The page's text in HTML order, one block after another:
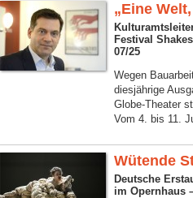
„Eine
Festival
07/25
Wegen
diesjährige
Globe-Theater
Vom 4. bis 11.
Wütende
Deutsche
im Opernhaus